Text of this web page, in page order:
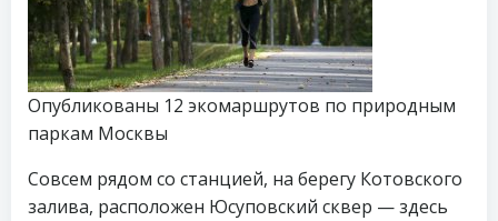
Опубликованы 12 экомаршрутов по природным
паркам Москвы
Совсем рядом со станцией, на берегу Котовского
залива, расположен Юсуповский сквер — здесь